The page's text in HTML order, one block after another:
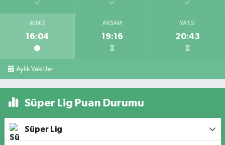
İKINDI
16:04
AKŞAM
19:16
YATSI
20:43
Aylık Vakitler
Süper Lig Puan Durumu
Süper Lig